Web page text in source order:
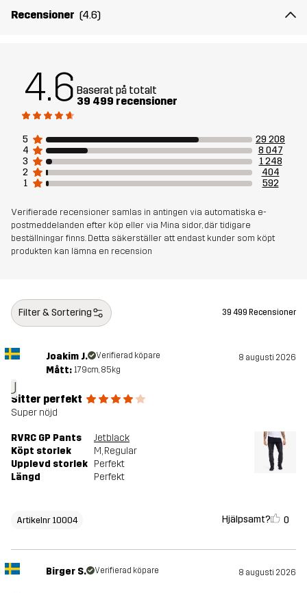
Skapad för ALL-ROUND
Recensioner (4.6)
4.6 Baserat på totalt
39 499 recensioner
5
29 208
4
8 047
3
1 248
2
404
1
592
Verifierade recensioner samlas in antingen via automatiska e-
postmeddelanden efter köp eller via Mina sidor, där tidigare
beställningar finns. Detta säkerställer att endast kunder som köpt
produkten kan lämna en recension
Filter & Sortering 39 499 Recensioner
J
Joakim J. Verifierad köpare 8 augusti 2026
Mått: 179cm, 85kg
Sitter perfekt
Super nöjd
RVRC GP Pants
Jetblack
Köpt storlek
M, Regular
Upplevd storlek Perfekt
Längd
Perfekt
Artikelnr 10004 Hjälpsamt? 0
Birger S. Verifierad köpare 8 augusti 2026